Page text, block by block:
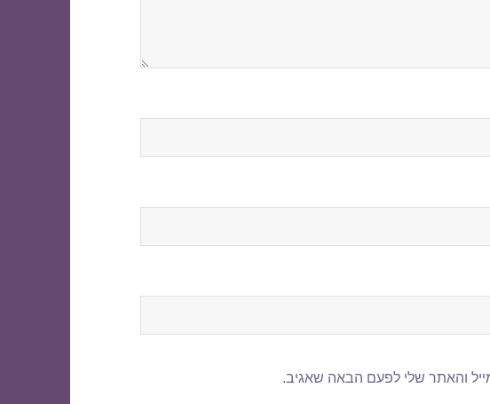
והאתר שלי לפעם הבאה שאגיב.